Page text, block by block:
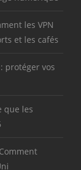
les VPN
et les cafés
protéger vos
que les